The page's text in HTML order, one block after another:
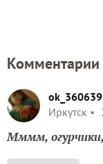
Комментарии
Иркутск
Мммм,